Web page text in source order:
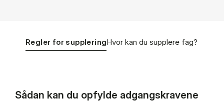
Tablist controls
Show panel
Regler for suppleringShow panel
Hvor kan du sup­ple­re fag?
Regler for supplering (Panel content)
Sådan kan du opfylde adgangskravene